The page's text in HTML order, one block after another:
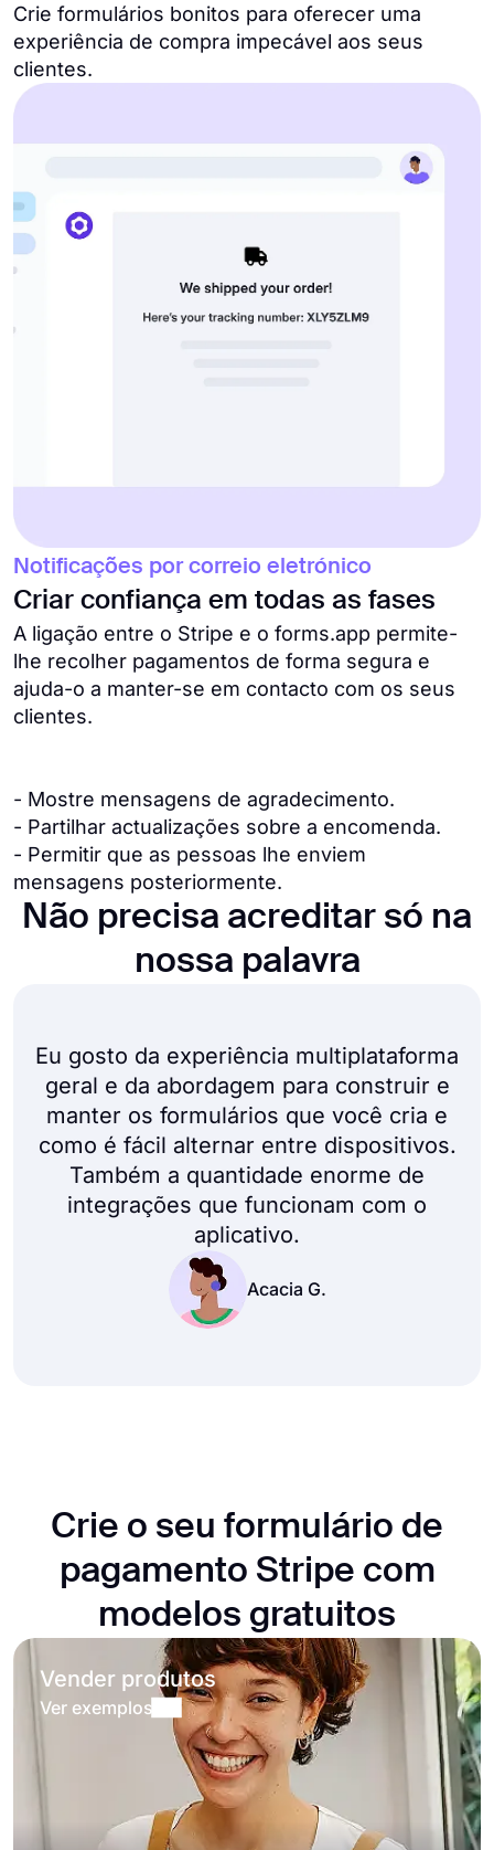
Crie formulários bonitos para oferecer uma
experiência de compra impecável aos seus
clientes.
Criar confiança em todas as fases
Notificações por correio eletrónico
A ligação entre o Stripe e o forms.app permite-
lhe recolher pagamentos de forma segura e
ajuda-o a manter-se em contacto com os seus
clientes.
- Mostre mensagens de agradecimento.
- Partilhar actualizações sobre a encomenda.
- Permitir que as pessoas lhe enviem
mensagens posteriormente.
Não precisa acreditar só na
nossa palavra
Eu gosto da experiência multiplataforma
geral e da abordagem para construir e
manter os formulários que você cria e
como é fácil alternar entre dispositivos.
Também a quantidade enorme de
integrações que funcionam com o
aplicativo.
Acacia G.
Crie o seu formulário de
pagamento Stripe com
modelos gratuitos
Vender produtos
Ver exemplos